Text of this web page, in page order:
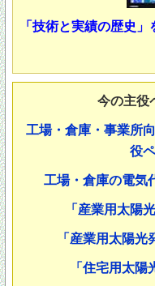
「技術と実績の歴史
今の主役
工場・倉庫・事業所
役
工場・倉庫の電気
「産業用太陽
「産業用太陽
「住宅用太